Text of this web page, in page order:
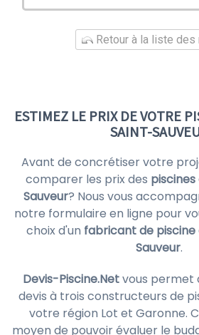
Retour à la liste des
ESTIMEZ LE PRIX DE VOTRE
SAINT-
Avant de concrétiser votre
comparer les prix des
Sauveur? Nous vous
notre formulaire en ligne pour
choix d'un fabricant de
Sauveur.
Devis-Piscine.Netvous permet
devis à trois constructeurs de
votre région Lot et Garonne.
moyen de pouvoir évaluer le